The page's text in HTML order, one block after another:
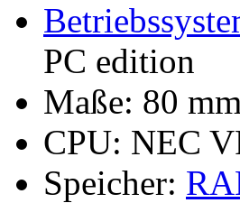
PC edition
Maße: 80
CPU: NEC
Speicher: